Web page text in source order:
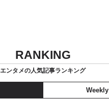
RANKING
エンタメの人気記事ランキング
Weekly